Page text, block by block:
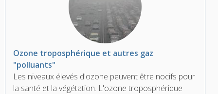
Ozone troposphérique et autres gaz
"polluants"
Les niveaux élevés d'ozone peuvent être nocifs pour
la santé et la végétation. L'ozone troposphérique